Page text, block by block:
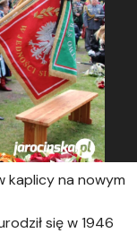
kaplicy na nowym
się w 1946